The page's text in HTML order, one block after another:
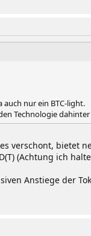
auch nur ein BTC-light.
Technologie
verschont, bietet
(Achtung ich
Anstiege der